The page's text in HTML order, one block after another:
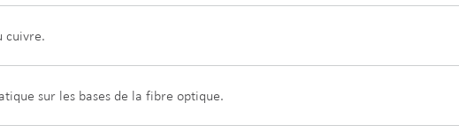
cuivre.
sur les bases de la fibre optique.